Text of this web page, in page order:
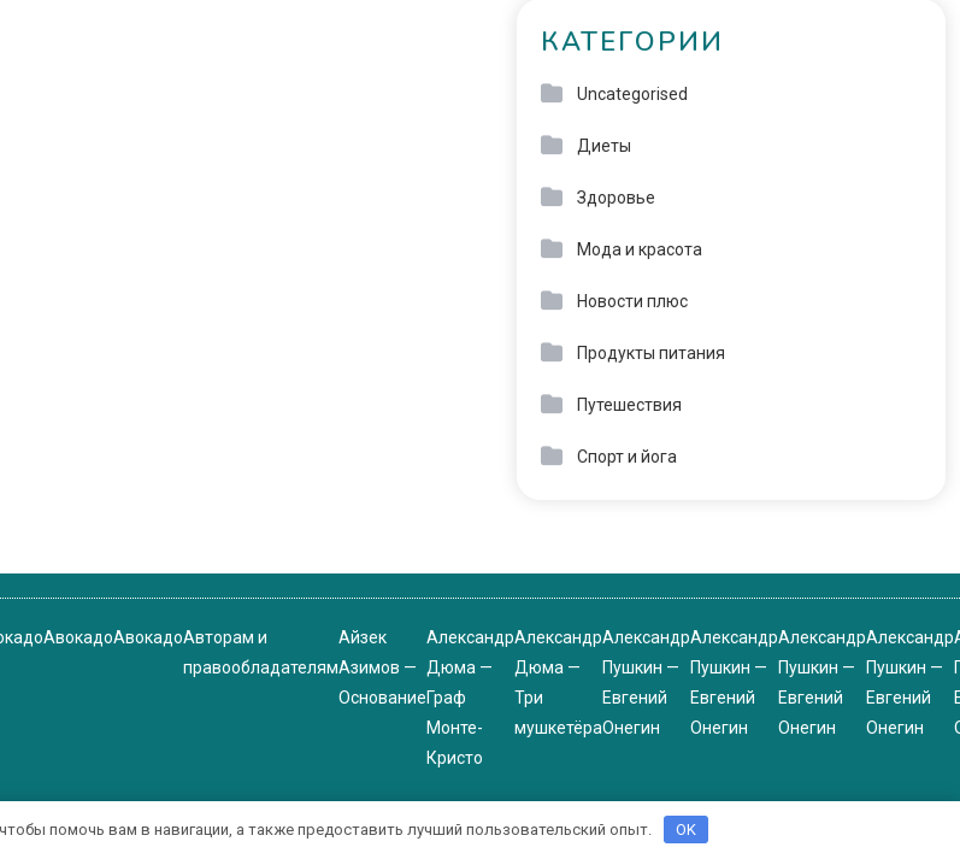
КАТЕГОРИИ
Uncategorised
Диеты
Здоровье
Мода и красота
Новости плюс
Продукты питания
Путешествия
Спорт и йога
АвокадоАвокадоАвторам и
правообладателям
Айзек
Азимов —
Основание
Александр
Дюма —
Граф
Монте-
Кристо
Александр
Дюма —
Три
мушкетёра
Александр
Пушкин —
Евгений
Онегин
Александр
Пушкин —
Евгений
Онегин
Александр
Пушкин —
Евгений
Онегин
Александр
Пушкин —
Евгений
Онегин
помочь вам в навигации, а также предоставить лучший пользовательский опыт. OK